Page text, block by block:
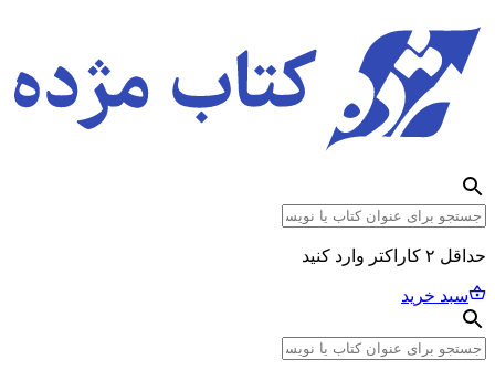
حداقل ۲ کاراکتر وارد کنید
سبد خرید